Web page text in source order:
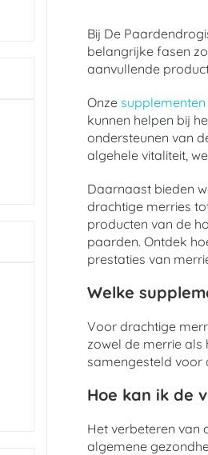
Bij De
belangrijke fasen
aanvullende
Onze supplementen
kunnen helpen bij
ondersteunen van
algehele vitaliteit,
Daarnaast bieden
drachtige merries
producten van de
paarden. Ontdek
prestaties van
Welke
Voor drachtige
zowel de merrie als
samengesteld voor
Hoe kan ik de
Het verbeteren van
algemene